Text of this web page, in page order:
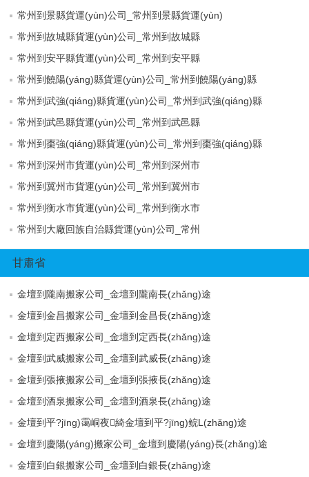
常州到景縣貨運(yùn)公司_常州到景縣貨運(yùn)
常州到故城縣貨運(yùn)公司_常州到故城縣
常州到安平縣貨運(yùn)公司_常州到安平縣
常州到饒陽(yáng)縣貨運(yùn)公司_常州到饒陽(yáng)縣
常州到武強(qiáng)縣貨運(yùn)公司_常州到武強(qiáng)縣
常州到武邑縣貨運(yùn)公司_常州到武邑縣
常州到棗強(qiáng)縣貨運(yùn)公司_常州到棗強(qiáng)縣
常州到深州市貨運(yùn)公司_常州到深州市
常州到冀州市貨運(yùn)公司_常州到冀州市
常州到衡水市貨運(yùn)公司_常州到衡水市
常州到大廠回族自治縣貨運(yùn)公司_常州
甘肅省
金壇到隴南搬家公司_金壇到隴南長(zhǎng)途
金壇到金昌搬家公司_金壇到金昌長(zhǎng)途
金壇到定西搬家公司_金壇到定西長(zhǎng)途
金壇到武威搬家公司_金壇到武威長(zhǎng)途
金壇到張掖搬家公司_金壇到張掖長(zhǎng)途
金壇到酒泉搬家公司_金壇到酒泉長(zhǎng)途
金壇到平?jīng)霭峒夜綺金壇到平?jīng)鲩L(zhǎng)途
金壇到慶陽(yáng)搬家公司_金壇到慶陽(yáng)長(zhǎng)途
金壇到白銀搬家公司_金壇到白銀長(zhǎng)途